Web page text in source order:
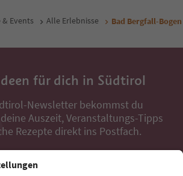
& Events Alle Erlebnisse Bad Bergfall-Bogen
für dich in Südtirol
Newsletter bekommst du
Auszeit, Veranstaltungs-Tipps
Rezepte direkt ins Postfach.